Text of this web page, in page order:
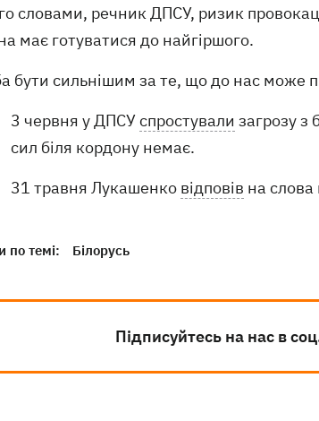
словами, речник ДПСУ, ризик
має готуватися до найгіршого.
бути сильнішим за те, що до нас може
3 червня у ДПСУспростували загрозу з
сил біля кордону немає.
31 травня Лукашенко відповів на слова
по темі: Білорусь
Підписуйтесь на нас в